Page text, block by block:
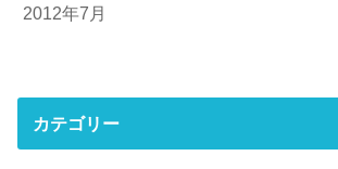
2012年7月
カテゴリー